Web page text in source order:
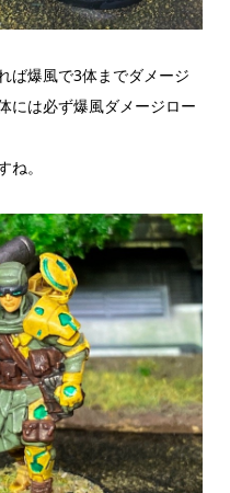
ば爆風で3体までダメージ
には必ず爆風ダメージロー
。